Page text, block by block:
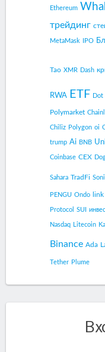
Ethereum
трейдинг
MetaMask IPO
Tao XMR Dash
RWA ETF Dot
Polymarket
Chiliz Polygon oi
trump Ai BNB
Coinbase CEX
Sahara TradFi
PENGU Ondo link
Protocol SUI
Nasdaq Litecoin
Binance Ada
Tether Plume